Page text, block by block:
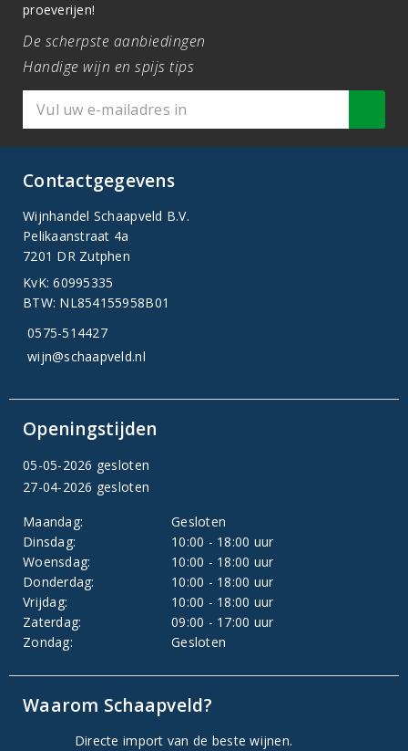
proeverijen!
De scherpste aanbiedingen
Handige wijn en spijs tips
Contactgegevens
Wijnhandel Schaapveld B.V.
Pelikaanstraat 4a
7201 DR Zutphen
KvK: 60995335
BTW: NL854155958B01
0575-514427
wijn@schaapveld.nl
Openingstijden
05-05-2026 gesloten
27-04-2026 gesloten
Maandag:
Gesloten
Dinsdag:
10:00 - 18:00 uur
Woensdag:
10:00 - 18:00 uur
Donderdag:
10:00 - 18:00 uur
Vrijdag:
10:00 - 18:00 uur
Zaterdag:
09:00 - 17:00 uur
Zondag:
Gesloten
Waarom Schaapveld?
Directe import van de beste wijnen.